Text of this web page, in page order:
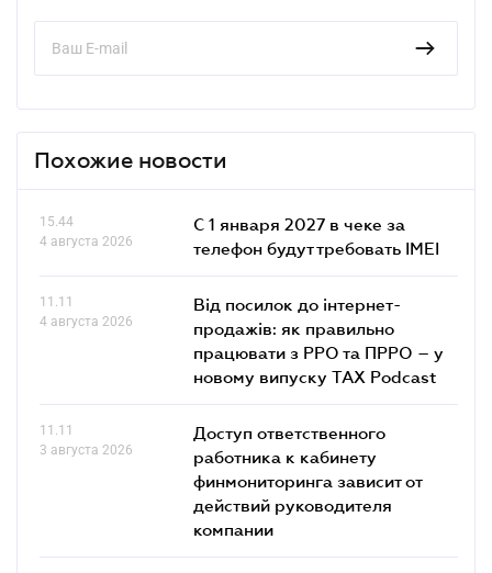
Похожие новости
15.44
4 августа 2026
С 1 января 2027 в чеке за
телефон будут требовать IMEI
11.11
4 августа 2026
Від посилок до інтернет-
продажів: як правильно
працювати з РРО та ПРРО – у
новому випуску TAX Podcast
11.11
3 августа 2026
Доступ ответственного
работника к кабинету
финмониторинга зависит от
действий руководителя
компании